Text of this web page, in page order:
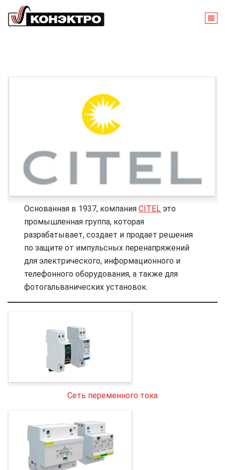
Перейти
содержимому
Основанная в 1937, компанияCITEL это
промышленная группа, которая
разрабатывает, создает и продает решения
по защите от импульсных перенапряжений
для электрического, информационного и
телефонного оборудования, а также для
фотогальванических установок.
Сеть переменного тока